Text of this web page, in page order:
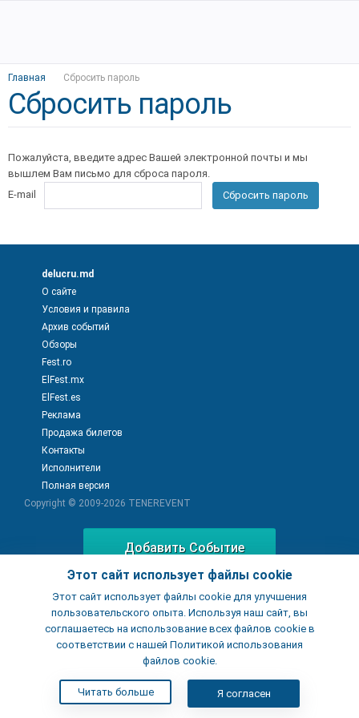
Главная Сбросить пароль
Сбросить пароль
Пожалуйста, введите адрес Вашей электронной почты и мы
вышлем Вам письмо для сброса пароля.
E-mail
Сбросить пароль
Этот сайт использует файлы cookie
Этот сайт использует файлы cookie для улучшения
пользовательского опыта. Используя наш сайт, вы
соглашаетесь на использование всех файлов cookie в
соответствии с нашей Политикой использования
файлов cookie.
Читать больше Я согласен
delucru.md
О сайте
Условия и правила
Архив событий
Обзоры
Fest.ro
ElFest.mx
ElFest.es
Реклама
Продажа билетов
Контакты
Исполнители
Полная версия
Copyright © 2009-2026 TENEREVENT
Добавить Событие
Добавить Заведение